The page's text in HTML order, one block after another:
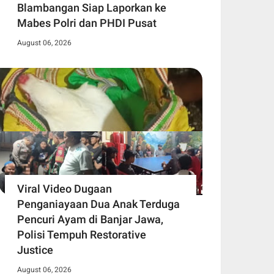
Blambangan Siap Laporkan ke
Mabes Polri dan PHDI Pusat
August 06, 2026
Viral Video Dugaan
Penganiayaan Dua Anak Terduga
Pencuri Ayam di Banjar Jawa,
Polisi Tempuh Restorative
Justice
August 06, 2026